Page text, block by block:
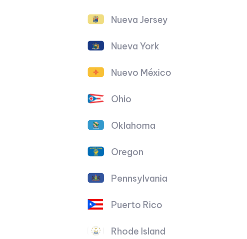
Nueva Jersey
Nueva York
Nuevo México
Ohio
Oklahoma
Oregon
Pennsylvania
Puerto Rico
Rhode Island